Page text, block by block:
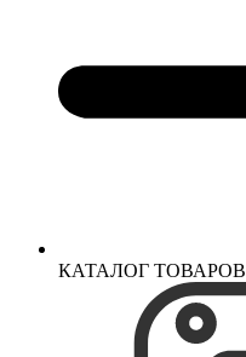
КАТАЛОГ ТОВАРОВ